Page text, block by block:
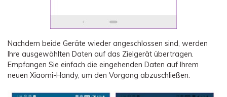
Nachdem beide Geräte wieder angeschlossen sind, werden
Ihre ausgewählten Daten auf das Zielgerät übertragen.
Empfangen Sie einfach die eingehenden Daten auf Ihrem
neuen Xiaomi-Handy, um den Vorgang abzuschließen.